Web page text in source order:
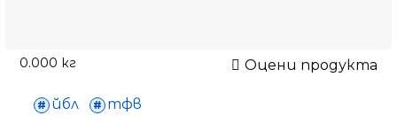
0.000 кг Оцени продукта
йбл тфв